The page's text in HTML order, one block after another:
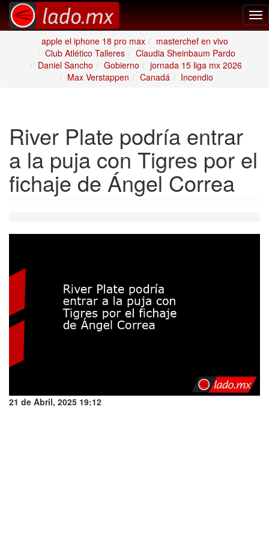
apple el iphone 18 pro max
masterchef en vivo
Club Atlético Talleres
Claudia Sheinbaum Pardo
Daniel Sancho
Gobierno
jornada 15 liga mx 2026
Max Verstappen
Canadá Incendio
River Plate podría entrar
a la puja con Tigres por el
fichaje de Ángel Correa
21 de Abril, 2025 19:12